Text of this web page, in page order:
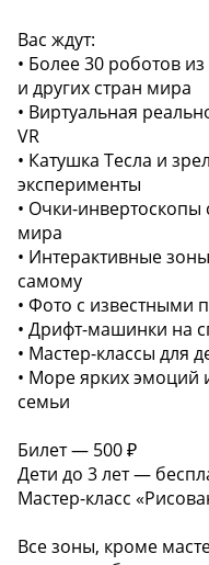
Вас ждут:
• Более 30 роботов
и других стран мира
• Виртуальная
VR
• Катушка Тесла и
эксперименты
• Очки-инвертоскопы
мира
• Интерактивные
самому
• Фото с известными
• Дрифт-машинки на
• Мастер-классы для
• Море ярких эмоций
семьи
Билет — 500 ₽
Дети до 3 лет —
Мастер-класс
Все зоны, кроме